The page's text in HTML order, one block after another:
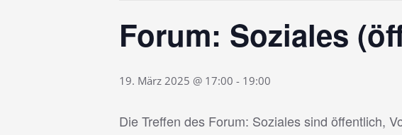
Forum: Soziales
19. März 2025 @ 17:00 - 19:00
Die Treffen des Forum: Soziales sind öffentlich,